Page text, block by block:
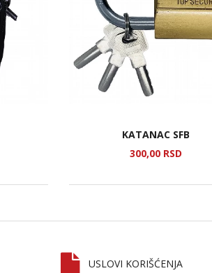
KATANAC SFB
300,00 RSD
USLOVI KORIŠĆENJA